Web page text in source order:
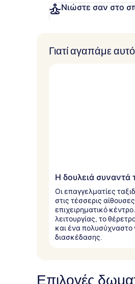
Νιώστε σαν στο
Γιατί αγαπάμε
Η δουλειά συναντά
Οι επαγγελματίες
στις τέσσερις
επιχειρηματικό
λειτουργίας, το
και ένα πολυσύχναστο
διασκέδασης.